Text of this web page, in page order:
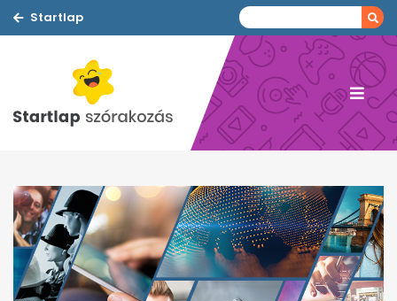
Startlap